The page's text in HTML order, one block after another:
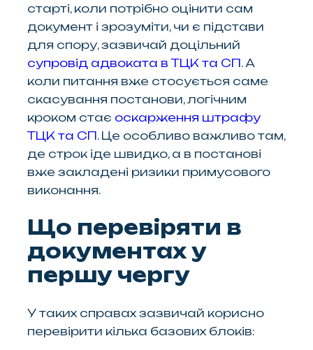
старті, коли потрібно оцінити сам
документ і зрозуміти, чи є підстави
для спору, зазвичай доцільний
супровід адвоката в ТЦК та СП. А
коли питання вже стосується саме
скасування постанови, логічним
кроком стає оскарження штрафу
ТЦК та СП. Це особливо важливо там,
де строк іде швидко, а в постанові
вже закладені ризики примусового
виконання.
Що перевіряти в
документах у
першу чергу
У таких справах зазвичай корисно
перевірити кілька базових блоків: